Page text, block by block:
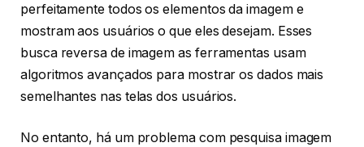
perfeitamente todos os elementos da imagem e
mostram aos usuários o que eles desejam. Esses
busca reversa de imagem as ferramentas usam
algoritmos avançados para mostrar os dados mais
semelhantes nas telas dos usuários.
No entanto, há um problema com pesquisa imagem